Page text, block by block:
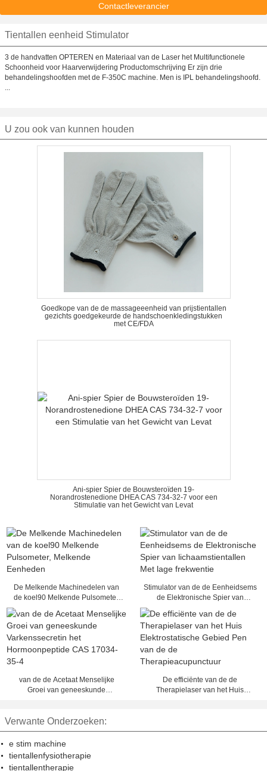
Contactleverancier
Tientallen eenheid Stimulator
3 de handvatten OPTEREN en Materiaal van de Laser het Multifunctionele
Schoonheid voor Haarverwijdering Productomschrijving Er zijn drie
behandelingshoofden met de F-350C machine. Men is IPL behandelingshoofd.
...
U zou ook van kunnen houden
Goedkope van de de massageeenheid van prijstientallen
gezichts goedgekeurde de handschoenkledingstukken
met CE/FDA
Ani-spier Spier de Bouwsteroïden 19-
Norandrostenedione DHEA CAS 734-32-7 voor een
Stimulatie van het Gewicht van Levat
De Melkende Machinedelen van
de koel90 Melkende Pulsometer,
Stimulator van de de Eenheidsems
de Elektronische Spier van
frekwentie
van de de Acetaat Menselijke
Groei van geneeskunde
De efficiënte van de de
Therapielaser van het Huis
Verwante Onderzoeken:
e stim machine
tientallenfysiotherapie
tientallentherapie